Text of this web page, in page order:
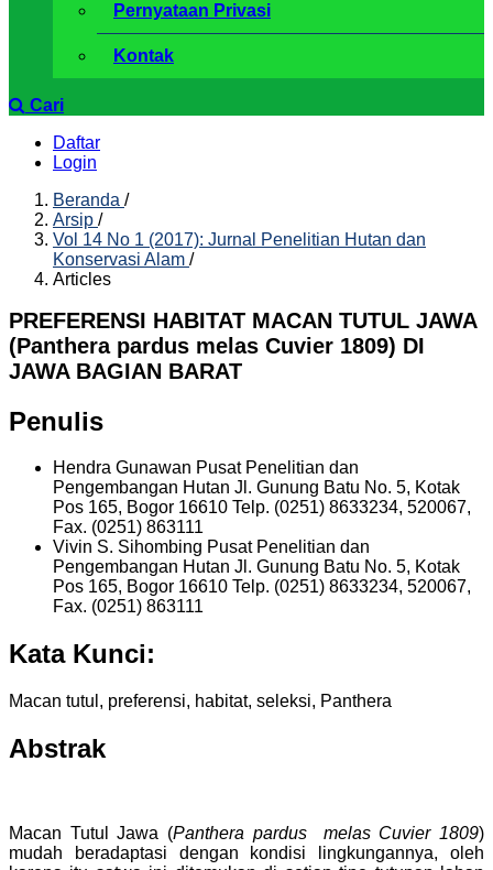
Pernyataan Privasi
Kontak
Cari
Daftar
Login
Beranda /
Arsip /
Vol 14 No 1 (2017): Jurnal Penelitian Hutan dan
Konservasi Alam /
Articles
PREFERENSI HABITAT MACAN TUTUL JAWA
(Panthera pardus melas Cuvier 1809) DI
JAWA BAGIAN BARAT
Penulis
Hendra Gunawan Pusat Penelitian dan
Pengembangan Hutan Jl. Gunung Batu No. 5, Kotak
Pos 165, Bogor 16610 Telp. (0251) 8633234, 520067,
Fax. (0251) 863111
Vivin S. Sihombing Pusat Penelitian dan
Pengembangan Hutan Jl. Gunung Batu No. 5, Kotak
Pos 165, Bogor 16610 Telp. (0251) 8633234, 520067,
Fax. (0251) 863111
Kata Kunci:
Macan tutul, preferensi, habitat, seleksi, Panthera
Abstrak
Macan Tutul Jawa (Panthera pardus melas Cuvier 1809)
mudah beradaptasi dengan kondisi lingkungannya, oleh